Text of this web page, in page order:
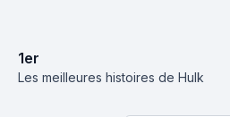
1er
Les meilleures histoires de Hulk